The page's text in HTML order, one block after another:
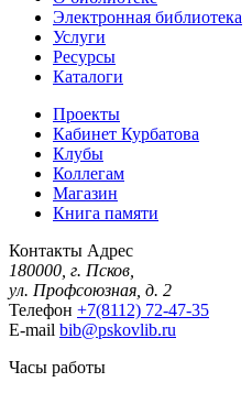
Электронная библиотека
Услуги
Ресурсы
Каталоги
Проекты
Кабинет Курбатова
Клубы
Коллегам
Магазин
Книга памяти
Контакты Адрес
180000, г. Псков,
ул. Профсоюзная, д. 2
Телефон +7(8112) 72-47-35
E-mail bib@pskovlib.ru
Часы работы